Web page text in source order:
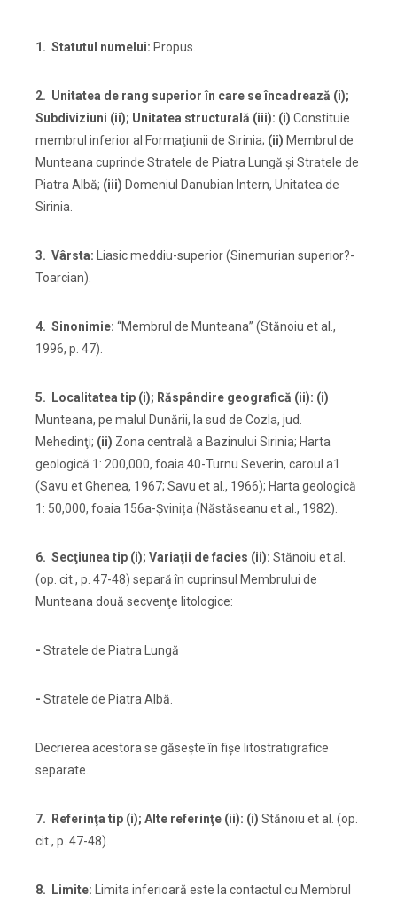
1. Statutul numelui: Propus.
2. Unitatea de rang superiorîn care se încadrează (i);
Subdiviziuni (ii); Unitatea structurală (iii): (i) Constituie
membrul inferior al Formaţiunii de Sirinia; (ii) Membrul de
Munteana cuprinde Stratele de Piatra Lungă şi Stratele de
Piatra Albă; (iii) Domeniul Danubian Intern, Unitatea de
Sirinia.
3. Vârsta: Liasic meddiu-superior (Sinemurian superior?-
Toarcian).
4. Sinonimie: “Membrul de Munteana” (Stănoiu et al.,
1996, p. 47).
5. Localitatea tip (i); Răspândire geografică (ii): (i)
Munteana, pe malul Dunării, la sud de Cozla, jud.
Mehedinţi; (ii) Zona centrală a Bazinului Sirinia; Harta
geologică 1: 200,000, foaia 40-Turnu Severin, caroul a1
(Savu et Ghenea, 1967; Savu et al., 1966); Harta geologică
1: 50,000, foaia 156a-Șvinița (Năstăseanu et al., 1982).
6. Secţiunea tip (i); Variaţii de facies (ii): Stănoiu et al.
(op. cit., p. 47-48) separă în cuprinsul Membrului de
Munteana două secvenţe litologice:
- Stratele de Piatra Lungă
- Stratele de Piatra Albă.
Decrierea acestora se găseşte în fişe litostratigrafice
separate.
7. Referinţa tip (i); Alte referinţe (ii): (i) Stănoiu et al. (op.
cit., p. 47-48).
8. Limite: Limita inferioară este la contactul cu Membrul